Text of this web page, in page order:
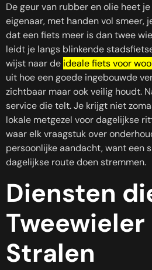
De geur van rubber en olie heet
eigenaar, met handen vol smeer,
dat een fiets meer is dan twee
leidt je langs blinkende
wijst naar de ideale fiets voor
uit hoe een goede ingebouwde
zichtbaar maar ook veilig houdt.
service die telt. Je krijgt niet
lokale metgezel voor dagelijkse
waar elk vraagstuk over
persoonlijke aandacht, want een
dagelijkse route doen stremmen.
Diensten
Tweewieler
Stralen